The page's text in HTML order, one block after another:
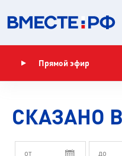
Прямой эфир
СКАЗАНО